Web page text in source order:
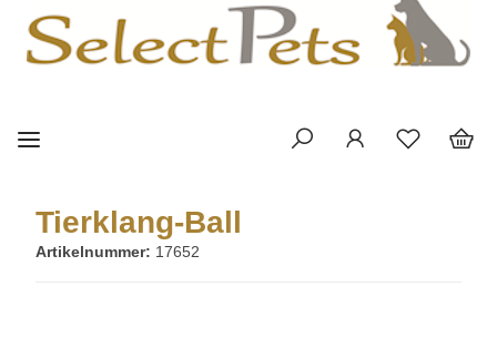
Tierklang-Ball
Artikelnummer: 17652